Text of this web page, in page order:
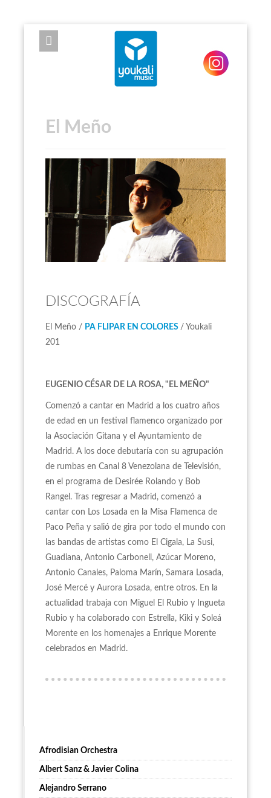
EXPOSE FRAMEWORK FOR JOOMLA 2.5 AND 3.0+
El Meño
DISCOGRAFÍA
El Meño / PA FLIPAR EN COLORES / Youkali
201
EUGENIO CÉSAR DE LA ROSA, "EL MEÑO"
Comenzó a cantar en Madrid a los cuatro años
de edad en un festival flamenco organizado por
la Asociación Gitana y el Ayuntamiento de
Madrid. A los doce debutaría con su agrupación
de rumbas en Canal 8 Venezolana de Televisión,
en el programa de Desirée Rolando y Bob
Rangel. Tras regresar a Madrid, comenzó a
cantar con Los Losada en la Misa Flamenca de
Paco Peña y salió de gira por todo el mundo con
las bandas de artistas como El Cigala, La Susi,
Guadiana, Antonio Carbonell, Azúcar Moreno,
Antonio Canales, Paloma Marín, Samara Losada,
José Mercé y Aurora Losada, entre otros. En la
actualidad trabaja con Miguel El Rubio y Ingueta
Rubio y ha colaborado con Estrella, Kiki y Soleá
Morente en los homenajes a Enrique Morente
celebrados en Madrid.
Afrodisian Orchestra
Albert Sanz & Javier Colina
Alejandro Serrano